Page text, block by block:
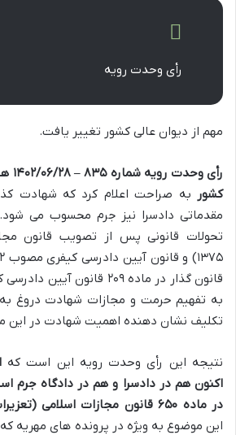
رأی وحدت رویه
مهم از دیوان عالی کشور تغییر یافت.
کشور به صراحت اعلام کرد که شهادت
مقدماتی دادسرا نیز جرم محسوب می شود.
تحولات قانونی پس از تصویب قانون
قانون گذار در ماده ۲۰۹
به تفهیم حرمت و مجازات شهادت دروغ
تکلیف نشان دهنده اهمیت شهادت در این
نتیجه این رأی وحدت رویه این است که
اکنون هم در دادسرا و هم در دادگاه جرم
در ماده ۶۵۰ قانون مجازات اسلامی (تعزیرات) شامل آن می شود.
این موضوع به ویژه در پرونده های